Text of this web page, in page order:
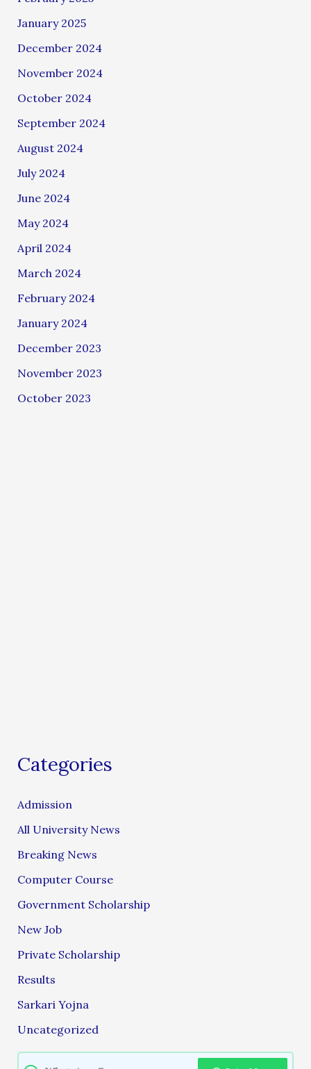
January 2025
December 2024
November 2024
October 2024
September 2024
August 2024
July 2024
June 2024
May 2024
April 2024
March 2024
February 2024
January 2024
December 2023
November 2023
October 2023
Categories
Admission
All University News
Breaking News
Computer Course
Government Scholarship
New Job
Private Scholarship
Results
Sarkari Yojna
Uncategorized